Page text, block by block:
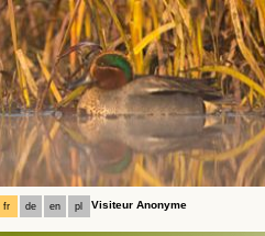
fr de en pl Visiteur Anonyme